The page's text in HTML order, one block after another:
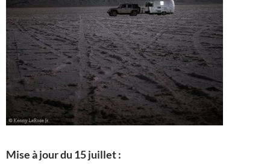
Mise à jour du 15 juillet :